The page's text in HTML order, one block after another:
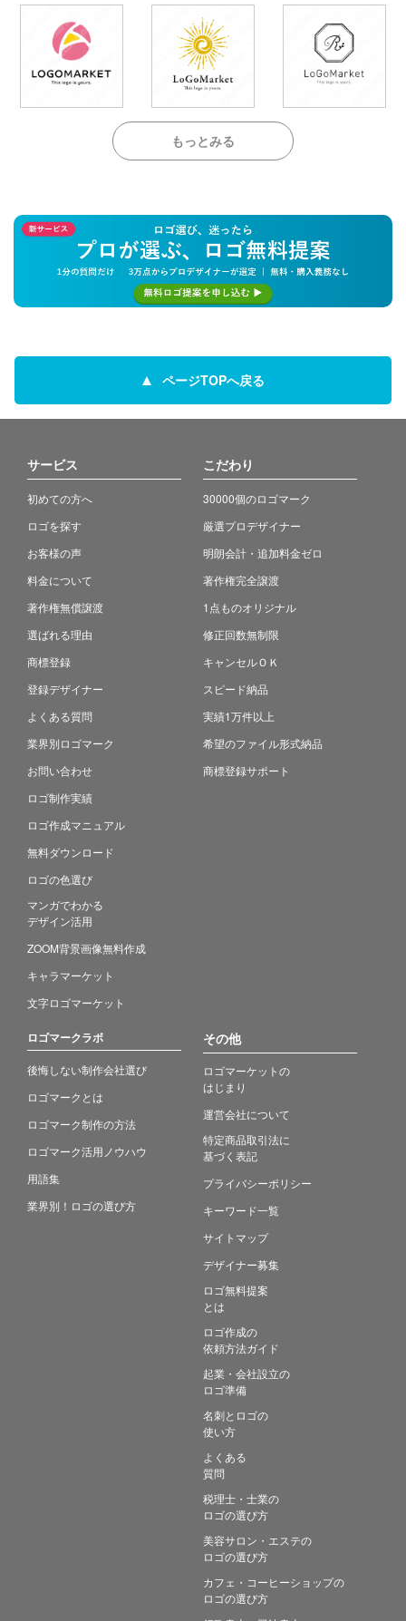
もっとみる
ページTOPへ戻る
サービス
初めての方へ
ロゴを探す
お客様の声
料金について
著作権無償譲渡
選ばれる理由
商標登録
登録デザイナー
よくある質問
業界別ロゴマーク
お問い合わせ
ロゴ制作実績
ロゴ作成マニュアル
無料ダウンロード
ロゴの色選び
マンガでわかる
デザイン活用
ZOOM背景画像無料作成
キャラマーケット
文字ロゴマーケット
こだわり
30000個のロゴマーク
厳選プロデザイナー
明朗会計・追加料金ゼロ
著作権完全譲渡
1点ものオリジナル
修正回数無制限
キャンセルＯＫ
スピード納品
実績1万件以上
希望のファイル形式納品
商標登録サポート
ロゴマークラボ
後悔しない制作会社選び
ロゴマークとは
ロゴマーク制作の方法
ロゴマーク活用ノウハウ
用語集
業界別！ロゴの選び方
その他
ロゴマーケットの
はじまり
運営会社について
特定商品取引法に
基づく表記
プライバシーポリシー
キーワード一覧
サイトマップ
デザイナー募集
ロゴ無料提案
とは
ロゴ作成の
依頼方法ガイド
起業・会社設立の
ロゴ準備
名刺とロゴの
使い方
よくある
質問
税理士・士業の
ロゴの選び方
美容サロン・エステの
ロゴの選び方
カフェ・コーヒーショップの
ロゴの選び方